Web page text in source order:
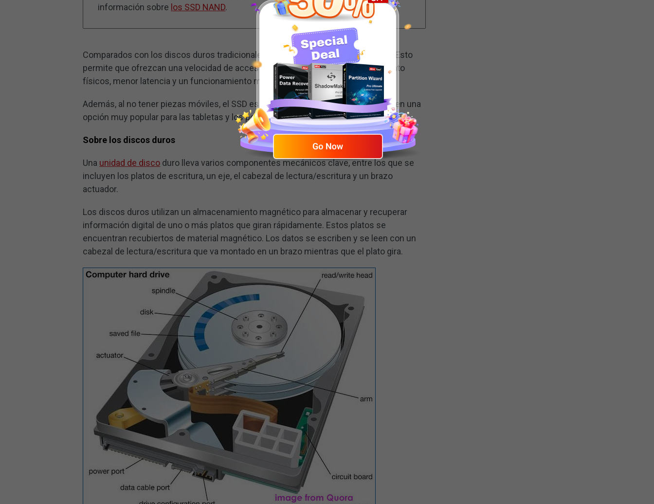
información sobre los SSD NAND.
Comparados con los discos duros tradicionales, un SSD no tiene piezas móviles. Esto
permite que ofrezcan una velocidad de acceso mayor, mayor resistencia al maltrato
físicos, menor latencia y un funcionamiento más silencioso.
Además, al no tener piezas móviles, el SSD es muy compacto, lo que lo convierte en una
opción muy popular para las tabletas y los portátiles.
Sobre los discos duros
Una unidad de disco duro lleva varios componentes mecánicos clave, entre los que se
incluyen los platos de escritura, un eje, el cabezal de lectura/escritura y un brazo
actuador.
Los discos duros utilizan un almacenamiento magnético para almacenar y recuperar
información digital de uno o más platos que giran rápidamente. Estos platos se
encuentran recubiertos de material magnético. Los datos se escriben y se leen con un
cabezal de lectura/escritura que va montado en un brazo mientras que el plato gira.